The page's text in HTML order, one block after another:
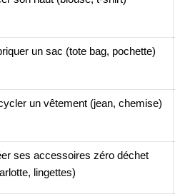
un sac (tote bag, pochette)
un vêtement (jean, chemise)
ses accessoires zéro déchet
lingettes)